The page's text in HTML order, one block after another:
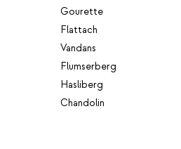
Gourette
Flattach
Vandans
Flumserberg
Hasliberg
Chandolin